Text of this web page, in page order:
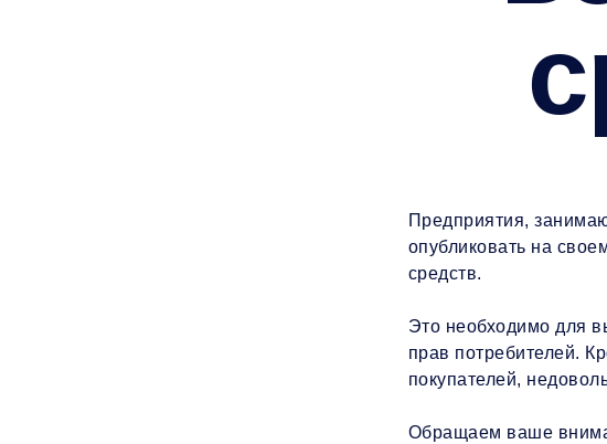
Предприятия,
опубликовать на
средств.
Это необходимо для
прав потребителей.
покупателей,
Обращаем ваше